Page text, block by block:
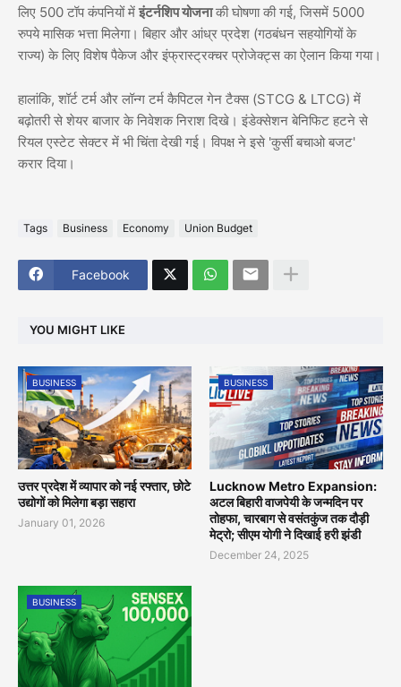
लिए 500 टॉप कंपनियों में इंटर्नशिप योजनाकी घोषणा की गई, जिसमें 5000
रुपये मासिक भत्ता मिलेगा। बिहार और आंध्र प्रदेश (गठबंधन सहयोगियों के
राज्य) के लिए विशेष पैकेज और इंफ्रास्ट्रक्चर प्रोजेक्ट्स का ऐलान किया गया।
हालांकि, शॉर्ट टर्म और लॉन्ग टर्म कैपिटल गेन टैक्स (STCG & LTCG) में
बढ़ोतरी से शेयर बाजार के निवेशक निराश दिखे। इंडेक्सेशन बेनिफिट हटने से
रियल एस्टेट सेक्टर में भी चिंता देखी गई। विपक्ष ने इसे 'कुर्सी बचाओ बजट'
करार दिया।
Tags Business Economy Union Budget
Facebook
YOU MIGHT LIKE
BUSINESS
उत्तर प्रदेश में व्यापार को नई रफ्तार, छोटे
उद्योगों को मिलेगा बड़ा सहारा
January 01, 2026
BUSINESS
Lucknow Metro Expansion:
अटल बिहारी वाजपेयी के जन्मदिन पर
तोहफा, चारबाग से वसंतकुंज तक दौड़ी
मेट्रो; सीएम योगी ने दिखाई हरी झंडी
December 24, 2025
BUSINESS